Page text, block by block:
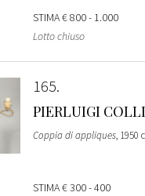
STIMA€ 800 - 1.000
Lotto chiuso
165
PIERLUIGI COLLI
Coppia di appliques, 1950
STIMA€ 300 - 400